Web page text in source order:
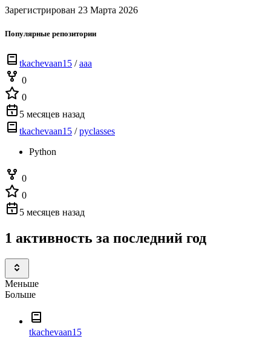
Зарегистрирован 23 Марта 2026
Популярные репозитории
tkachevaan15 /aaa
0
0
5 месяцев назад
tkachevaan15 /pyclasses
Python
0
0
5 месяцев назад
1 активность за последний год
Меньше
Больше
tkachevaan15